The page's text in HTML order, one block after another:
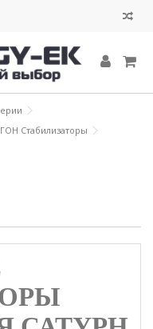
Стабилизаторы